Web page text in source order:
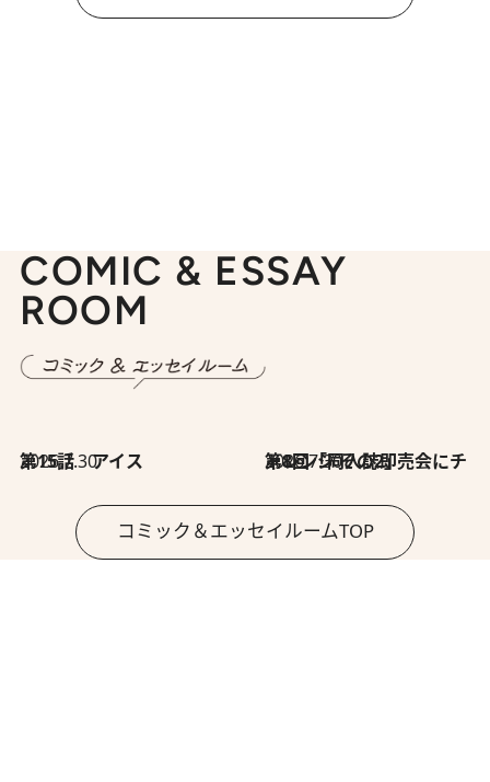
COMIC & ESSAY
ROOM
2026.7.30
第15話 アイス 2026.7.30
第8回「同人誌即売会にチャレンジ その2」
コミック＆エッセイルームTOP